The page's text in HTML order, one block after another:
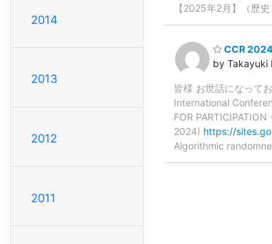
2014
2013
2012
2011
【2025年2月】（歴
CCR
by Takayuki
皆様 お世話になって
International
FOR
2024) https://
Algorithmic